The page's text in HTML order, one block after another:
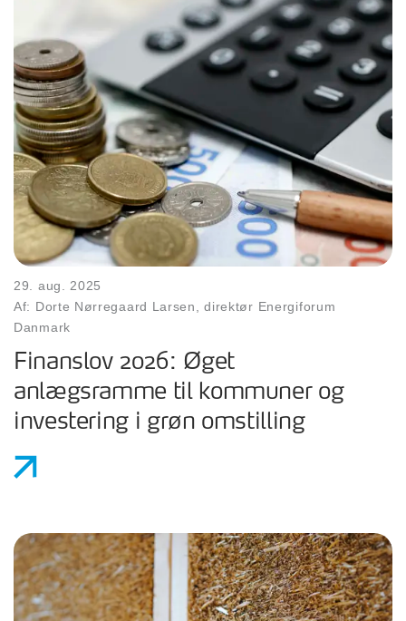
29. aug. 2025
Af: Dorte Nørregaard Larsen, direktør Energiforum
Danmark
Finanslov 2026: Øget
anlægsramme til kommuner og
investering i grøn omstilling